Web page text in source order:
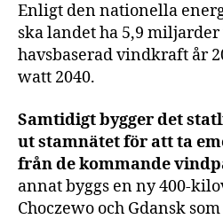
Enligt den nationella
ska landet ha 5,9
havsbaserad vindkraft år
watt 2040.
Samtidigt bygger det
ut stamnätet för att ta
från de kommande
annat byggs en ny 400-
Choczewo och Gdansk